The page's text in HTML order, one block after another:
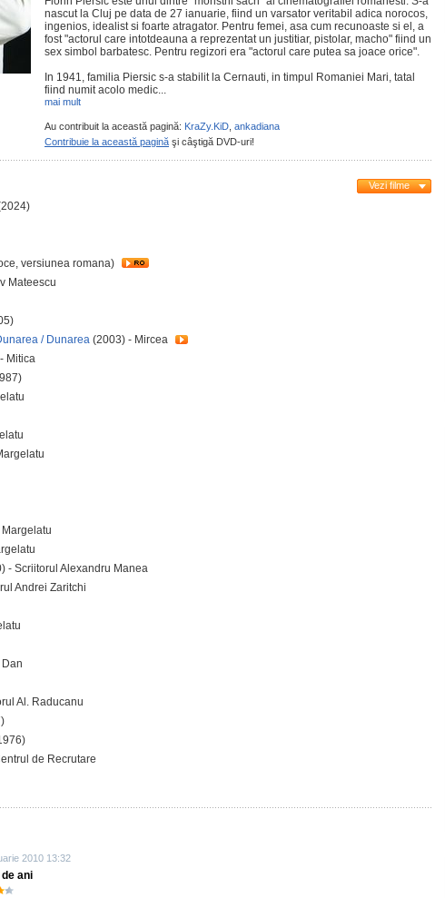
nascut la Cluj pe data de 27 ianuarie, fiind un varsator veritabil adica norocos,
ingenios, idealist si foarte atragator. Pentru femei, asa cum recunoaste si el, a
fost "actorul care intotdeauna a reprezentat un justitiar, pistolar, macho" fiind un
sex simbol barbatesc. Pentru regizori era "actorul care putea sa joace orice".
In 1941, familia Piersic s-a stabilit la Cernauti, in timpul Romaniei Mari, tatal
fiind numit acolo medic...
mai mult
Au contribuit la această pagină: KraZy.KiD ankadiana
Contribuie la această pagină şi câştigă DVD-uri!
Vezi filme
versiunea romana)
Mateescu
/ Dunarea (2003) - Mircea
Mitica
- Scriitorul Alexandru Manea
Andrei Zaritchi
Al. Raducanu
de Recrutare
2010 13:32
ani